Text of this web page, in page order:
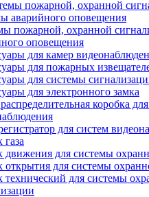
пожарной, охранной
оповещения
для камер
для пожарных
для системы
для электронного замка
коробка
для систем
газа
движения для системы
открытия для системы
технический для системы